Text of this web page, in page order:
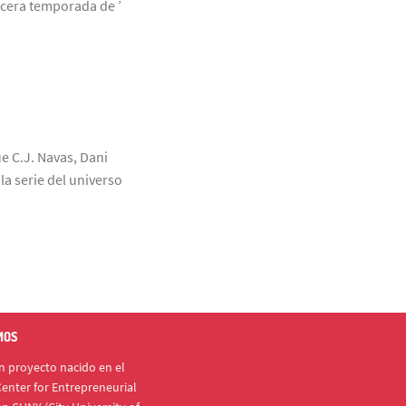
temporada de ’
C.J. Navas, Dani
serie del universo
proyecto nacido en el
for Entrepreneurial